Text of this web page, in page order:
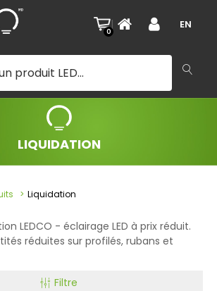
0
| EN
LIQUIDATION
Liquidation
LEDCO - éclairage LED à prix réduit.
réduites sur profilés, rubans et
Filtre